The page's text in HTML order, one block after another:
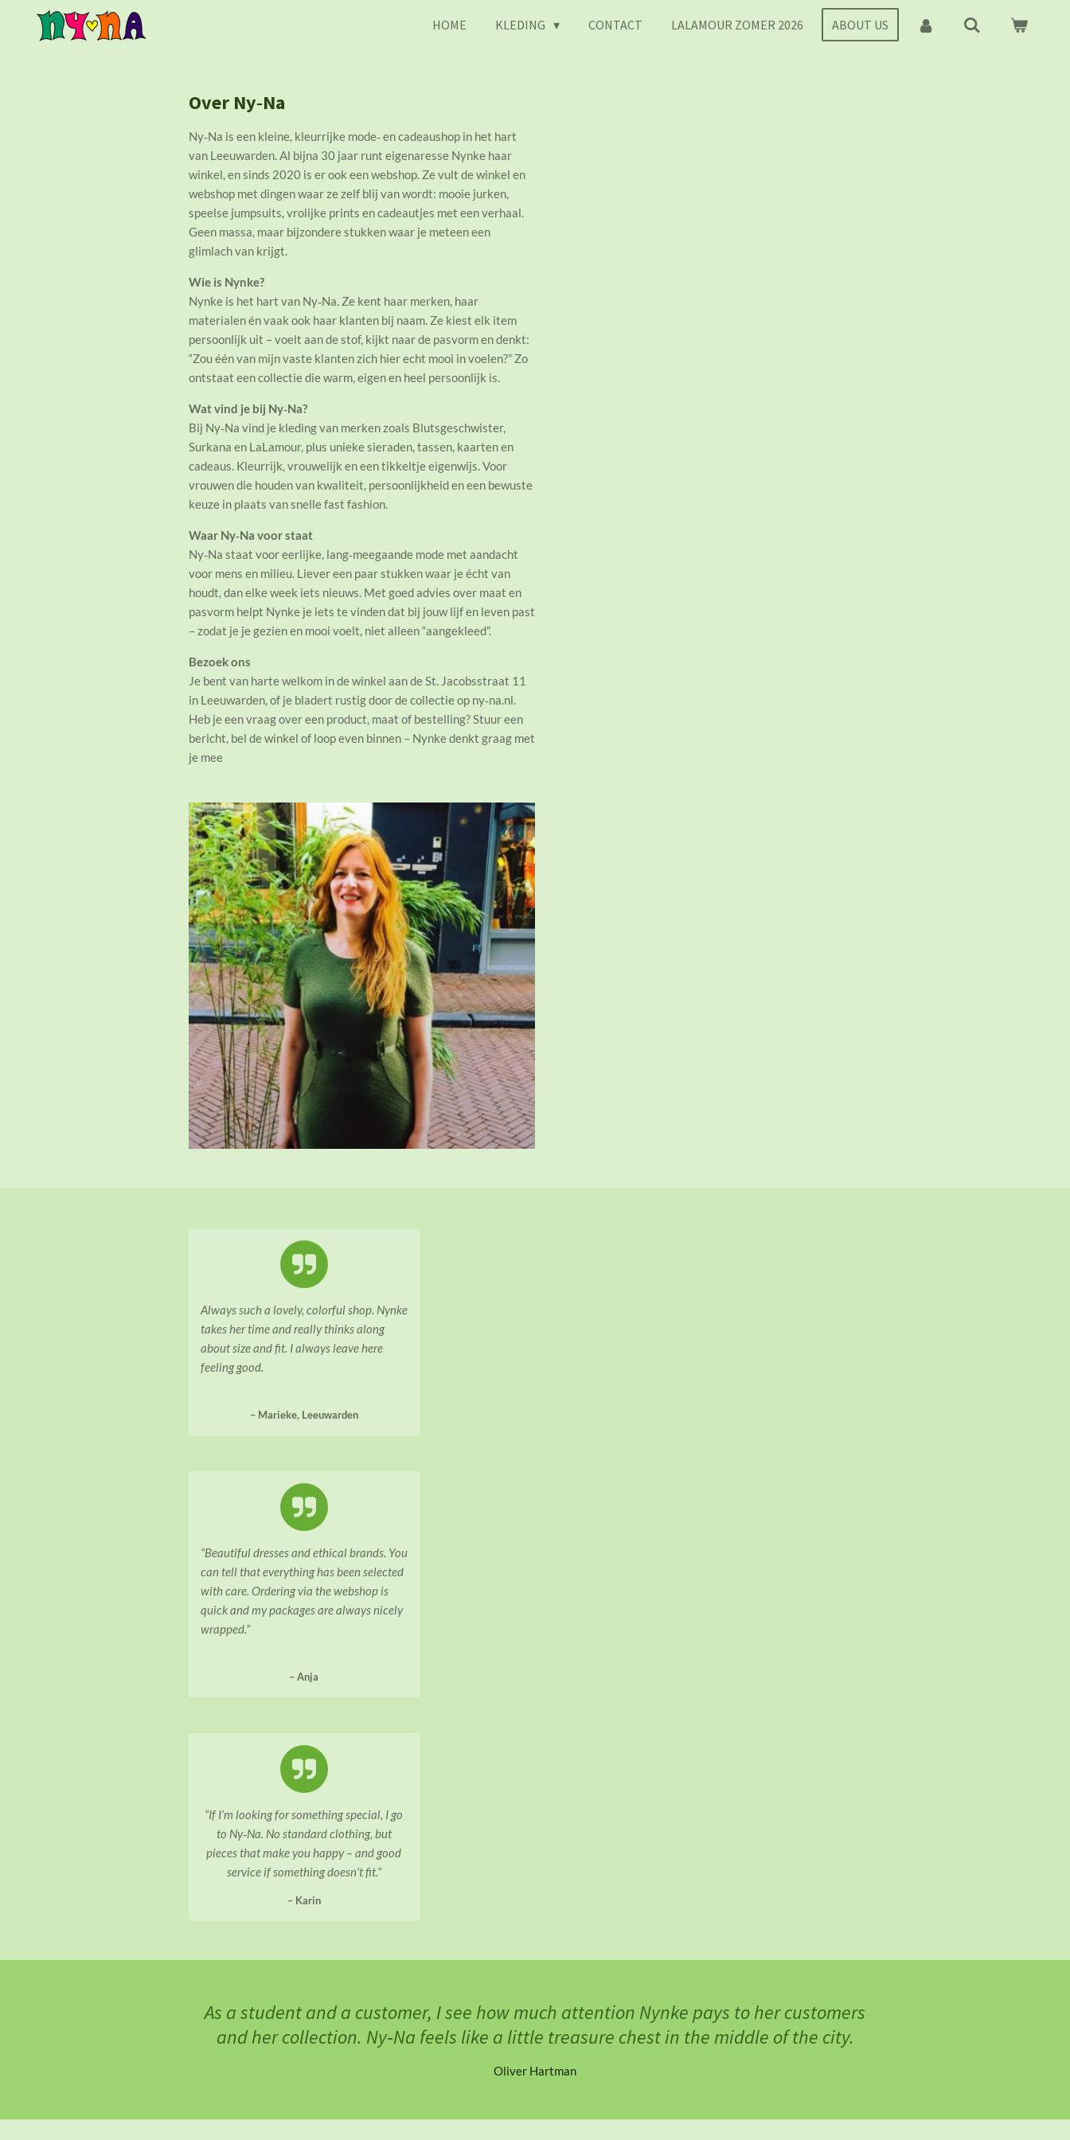
HOME KLEDING CONTACT LALAMOUR ZOMER 2026 ABOUT US
Over Ny‑Na
Ny‑Na is een kleine, kleurrijke mode‑ en cadeaushop in het hart
van Leeuwarden. Al bijna 30 jaar runt eigenaresse Nynke haar
winkel, en sinds 2020 is er ook een webshop. Ze vult de winkel en
webshop met dingen waar ze zelf blij van wordt: mooie jurken,
speelse jumpsuits, vrolijke prints en cadeautjes met een verhaal.
Geen massa, maar bijzondere stukken waar je meteen een
glimlach van krijgt.
Wie is Nynke?
Nynke is het hart van Ny‑Na. Ze kent haar merken, haar
materialen én vaak ook haar klanten bij naam. Ze kiest elk item
persoonlijk uit – voelt aan de stof, kijkt naar de pasvorm en denkt:
“Zou één van mijn vaste klanten zich hier echt mooi in voelen?” Zo
ontstaat een collectie die warm, eigen en heel persoonlijk is.
Wat vind je bij Ny‑Na?
Bij Ny‑Na vind je kleding van merken zoals Blutsgeschwister,
Surkana en LaLamour, plus unieke sieraden, tassen, kaarten en
cadeaus. Kleurrijk, vrouwelijk en een tikkeltje eigenwijs. Voor
vrouwen die houden van kwaliteit, persoonlijkheid en een bewuste
keuze in plaats van snelle fast fashion.
Waar Ny‑Na voor staat
Ny‑Na staat voor eerlijke, lang‑meegaande mode met aandacht
voor mens en milieu. Liever een paar stukken waar je écht van
houdt, dan elke week iets nieuws. Met goed advies over maat en
pasvorm helpt Nynke je iets te vinden dat bij jouw lijf en leven past
– zodat je je gezien en mooi voelt, niet alleen “aangekleed”.
Bezoek ons
Je bent van harte welkom in de winkel aan de St. Jacobsstraat 11
in Leeuwarden, of je bladert rustig door de collectie op ny‑na.nl.
Heb je een vraag over een product, maat of bestelling? Stuur een
bericht, bel de winkel of loop even binnen – Nynke denkt graag met
je mee
Always such a lovely, colorful shop. Nynke
takes her time and really thinks along
about size and fit. I always leave here
feeling good.
– Marieke, Leeuwarden
“Beautiful dresses and ethical brands. You
can tell that everything has been selected
with care. Ordering via the webshop is
quick and my packages are always nicely
wrapped.”
– Anja
“If I’m looking for something special, I go
to Ny‑Na. No standard clothing, but
pieces that make you happy – and good
service if something doesn’t fit.”
– Karin
As a student and a customer, I see how much attention Nynke pays to her customers
and her collection. Ny‑Na feels like a little treasure chest in the middle of the city.
Oliver Hartman